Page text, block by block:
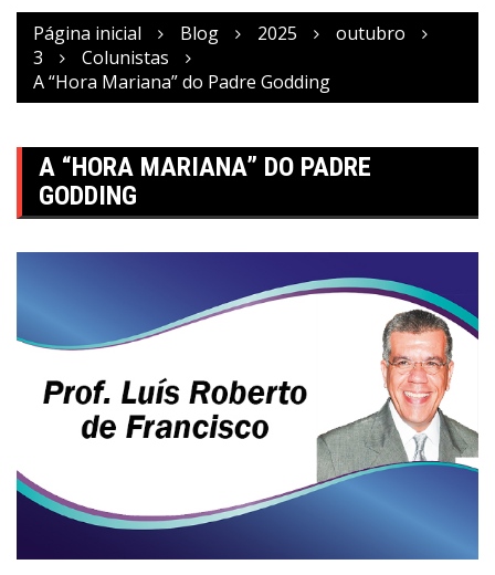
Página inicial Blog 2025
outubro
3
Colunistas
A “Hora Mariana” do Padre Godding
A “HORA MARIANA” DO PADRE
GODDING